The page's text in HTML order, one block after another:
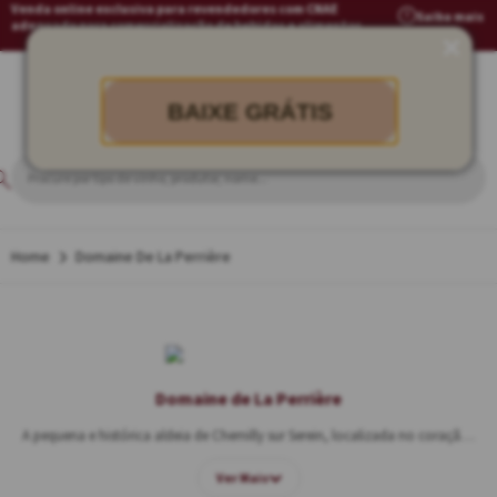
BAIXE GRÁTIS
Venda online exclusiva para revendedores com CNAE
adequado para comercialização de bebidas e alimentos
Saiba mais
Domaine De La Perrière
Domaine de La Perrière
Ver Mais